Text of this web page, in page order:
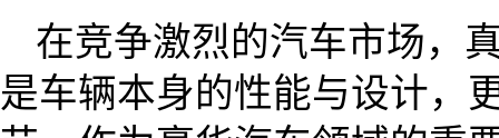
在竞争激烈的汽车市场，
是车辆本身的性能与设计，